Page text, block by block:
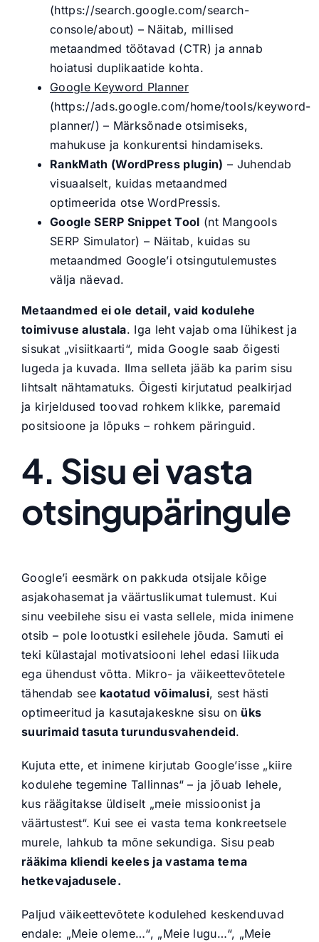
(https://search.google.com/search-
console/about) – Näitab, millised
metaandmed töötavad (CTR) ja annab
hoiatusi duplikaatide kohta.
Google Keyword Planner
(https://ads.google.com/home/tools/keyword-
planner/) – Märksõnade otsimiseks,
mahukuse ja konkurentsi hindamiseks.
RankMath (WordPress plugin) – Juhendab
visuaalselt, kuidas metaandmed
optimeerida otse WordPressis.
Google SERP Snippet Tool (nt Mangools
SERP Simulator) – Näitab, kuidas su
metaandmed Google’i otsingutulemustes
välja näevad.
Metaandmed ei ole detail, vaid kodulehe
toimivuse alustala. Iga leht vajab oma lühikest ja
sisukat „visiitkaarti“, mida Google saab õigesti
lugeda ja kuvada. Ilma selleta jääb ka parim sisu
lihtsalt nähtamatuks. Õigesti kirjutatud pealkirjad
ja kirjeldused toovad rohkem klikke, paremaid
positsioone ja lõpuks – rohkem päringuid.
4. Sisu ei vasta
otsingupäringule
Google’i eesmärk on pakkuda otsijale kõige
asjakohasemat ja väärtuslikumat tulemust. Kui
sinu veebilehe sisu ei vasta sellele, mida inimene
otsib – pole lootustki esilehele jõuda. Samuti ei
teki külastajal motivatsiooni lehel edasi liikuda
ega ühendust võtta. Mikro- ja väikeettevõtetele
tähendab see kaotatud võimalusi, sest hästi
optimeeritud ja kasutajakeskne sisu on üks
suurimaid tasuta turundusvahendeid.
Kujuta ette, et inimene kirjutab Google’isse „kiire
kodulehe tegemine Tallinnas“ – ja jõuab lehele,
kus räägitakse üldiselt „meie missioonist ja
väärtustest“. Kui see ei vasta tema konkreetsele
murele, lahkub ta mõne sekundiga. Sisu peab
rääkima kliendi keeles ja vastama tema
hetkevajadusele.
Paljud väikeettevõtete kodulehed keskenduvad
endale: „Meie oleme…“, „Meie lugu…“, „Meie